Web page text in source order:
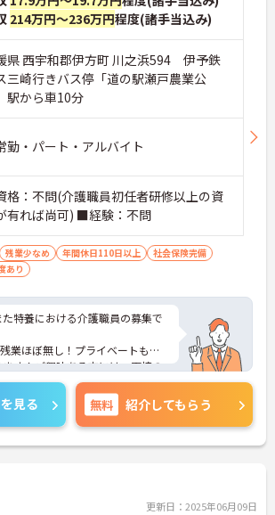
214万円～236万円程度(諸手当込み)
県 西宇和郡伊方町 川之浜594 伊予鉄
三崎行きバス停「道の駅瀬戸農業公
駅から車10分
勤・パート・アルバイト
：不問(介護職員初任者研修以上の資
有れば尚可) ■経験：不問
残業少なめ 年間休日110日以上
社会保険完備
あり
特養における介護職員の募集で
業ほぼ無し！プライベートも大
す！ご興味ある方には、面接の
に詳細をお話致しますのでお気
い。見る 無料 紹介してもらう
更新日：2025年06月09日